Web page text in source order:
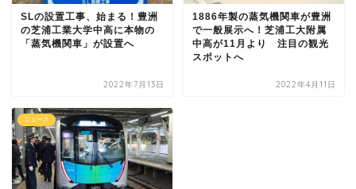
SLの設置工事、始まる！豊洲
の芝浦工業大学中高に本物の
「蒸気機関車」が設置へ
2022年7月13日
1886年製の蒸気機関車が豊洲
で一般展示へ！芝浦工大附属
中高が11月より 注目の観光
スポットへ
2022年4月11日
ニュース